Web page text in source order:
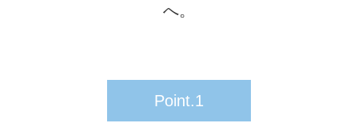
へ。
Point.1